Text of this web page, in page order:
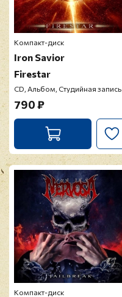
Компакт-диск
Iron Savior
Firestar
CD, Альбом, Студийная запись
790 ₽
Компакт-диск